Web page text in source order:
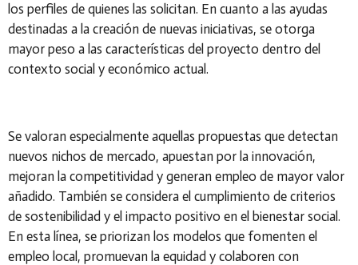
los perfiles de quienes las solicitan. En cuanto a las ayudas
destinadas a la creación de nuevas iniciativas, se otorga
mayor peso a las características del proyecto dentro del
contexto social y económico actual.
Se valoran especialmente aquellas propuestas que detectan
nuevos nichos de mercado, apuestan por la innovación,
mejoran la competitividad y generan empleo de mayor valor
añadido. También se considera el cumplimiento de criterios
de sostenibilidad y el impacto positivo en el bienestar social.
En esta línea, se priorizan los modelos que fomenten el
empleo local, promuevan la equidad y colaboren con